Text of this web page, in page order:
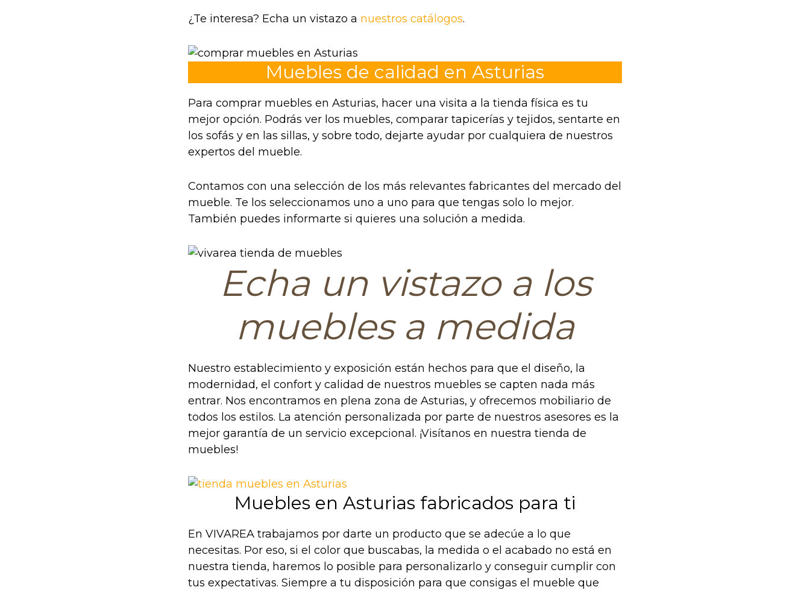
¿Te interesa? Echa un vistazo a nuestros catálogos.
Muebles de calidad en Asturias
Para comprar muebles en Asturias, hacer una visita a la tienda física es tu
mejor opción. Podrás ver los muebles, comparar tapicerías y tejidos, sentarte en
los sofás y en las sillas, y sobre todo, dejarte ayudar por cualquiera de nuestros
expertos del mueble.
Contamos con una selección de los más relevantes fabricantes del mercado del
mueble. Te los seleccionamos uno a uno para que tengas solo lo mejor.
También puedes informarte si quieres una solución a medida.
Echa un vistazo a los
muebles a medida
Nuestro establecimiento y exposición están hechos para que el diseño, la
modernidad, el confort y calidad de nuestros muebles se capten nada más
entrar. Nos encontramos en plena zona de Asturias, y ofrecemos mobiliario de
todos los estilos. La atención personalizada por parte de nuestros asesores es la
mejor garantía de un servicio excepcional. ¡Visítanos en nuestra tienda de
muebles!
Muebles en Asturias fabricados para ti
En VIVAREA trabajamos por darte un producto que se adecúe a lo que
necesitas. Por eso, si el color que buscabas, la medida o el acabado no está en
nuestra tienda, haremos lo posible para personalizarlo y conseguir cumplir con
tus expectativas. Siempre a tu disposición para que consigas el mueble que